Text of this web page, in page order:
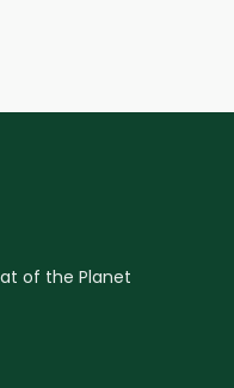
of the Planet